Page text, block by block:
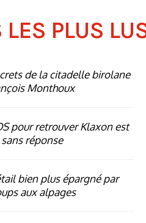
LES PLUS
de la citadelle birolane
Monthoux
pour retrouver Klaxon est
réponse
bien plus épargné par
aux alpages